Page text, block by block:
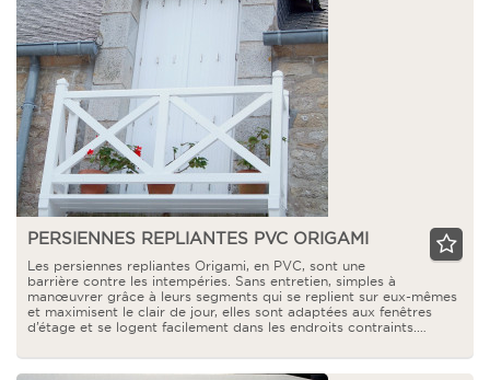
PERSIENNES REPLIANTES PVC ORIGAMI
Les persiennes repliantes Origami, en PVC, sont une
barrière contre les intempéries. Sans entretien, simples à
manœuvrer grâce à leurs segments qui se replient sur eux-mêmes
et maximisent le clair de jour, elles sont adaptées aux fenêtres
d’étage et se logent facilement dans les endroits contraints.…